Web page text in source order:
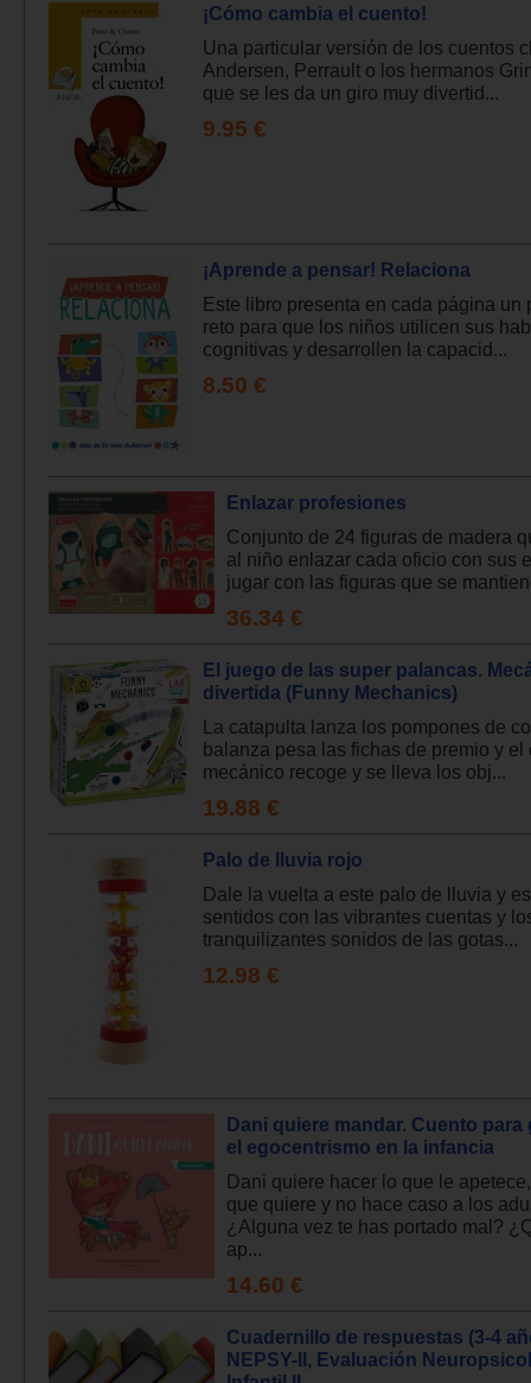
¡Cómo cambia el cuento!
Una particular versión de los cuentos
Andersen, Perrault o los hermanos
que se les da un giro muy divertid...
9.95 €
¡Aprende a pensar! Relaciona
Este libro presenta en cada página un
reto para que los niños utilicen sus
cognitivas y desarrollen la capacid...
8.50 €
Enlazar profesiones
Conjunto de 24 figuras de madera
al niño enlazar cada oficio con sus
jugar con las figuras que se
36.34 €
El juego de las super palancas.
divertida (Funny Mechanics)
La catapulta lanza los pompones de
balanza pesa las fichas de premio y el
mecánico recoge y se lleva los obj...
19.88 €
Palo de lluvia rojo
Dale la vuelta a este palo de lluvia y
sentidos con las vibrantes cuentas y
tranquilizantes sonidos de las gotas...
12.98 €
Dani quiere mandar. Cuento para
el egocentrismo en la infancia
Dani quiere hacer lo que le
que quiere y no hace caso a los
¿Alguna vez te has portado mal?
ap...
14.60 €
Cuadernillo de respuestas (3-4
NEPSY-II, Evaluación